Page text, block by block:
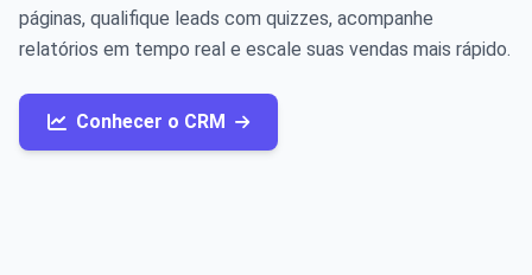
páginas, qualifique leads com quizzes, acompanhe
relatórios em tempo real e escale suas vendas mais rápido.
Conhecer o CRM